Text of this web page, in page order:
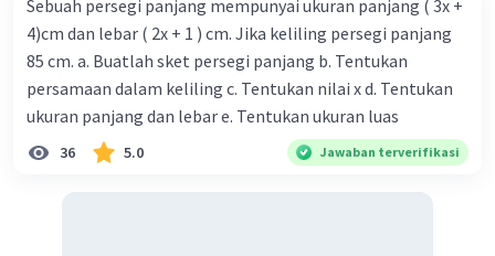
Sebuah persegi panjang mempunyai ukuran panjang ( 3x +
4)cm dan lebar ( 2x + 1 ) cm. Jika keliling persegi panjang
85 cm. a. Buatlah sket persegi panjang b. Tentukan
persamaan dalam keliling c. Tentukan nilai x d. Tentukan
ukuran panjang dan lebar e. Tentukan ukuran luas
36 5.0 Jawaban terverifikasi